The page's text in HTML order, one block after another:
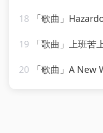
18 「歌曲」
19 「歌曲」上班苦
20 「歌曲」A